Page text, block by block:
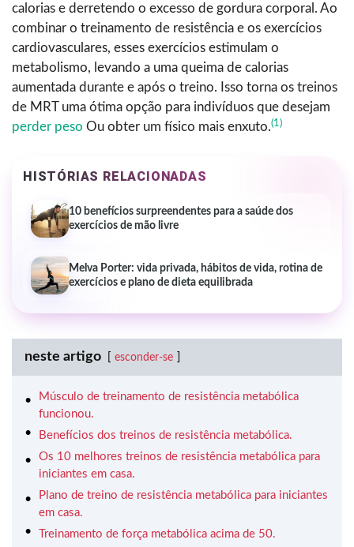
calorias e derretendo o excesso de gordura corporal. Ao
combinar o treinamento de resistência e os exercícios
cardiovasculares, esses exercícios estimulam o
metabolismo, levando a uma queima de calorias
aumentada durante e após o treino. Isso torna os treinos
de MRT uma ótima opção para indivíduos que desejam
perder peso Ou obter um físico mais enxuto.(1)
HISTÓRIAS RELACIONADAS
10 benefícios surpreendentes para a saúde dos
exercícios de mão livre
Melva Porter: vida privada, hábitos de vida, rotina de
exercícios e plano de dieta equilibrada
neste artigo esconder-se
Músculo de treinamento de resistência metabólica
funcionou.
Benefícios dos treinos de resistência metabólica.
Os 10 melhores treinos de resistência metabólica para
iniciantes em casa.
Plano de treino de resistência metabólica para iniciantes
em casa.
Treinamento de força metabólica acima de 50.